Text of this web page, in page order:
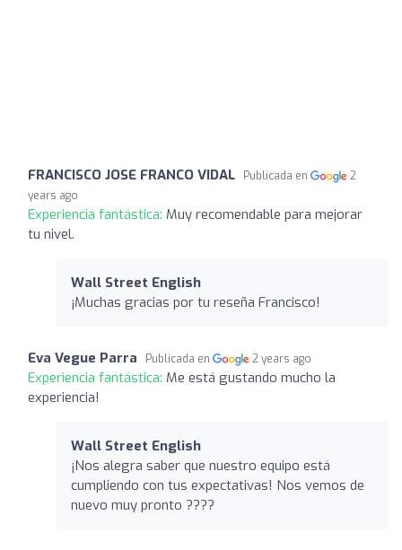
FRANCISCO JOSE FRANCO VIDAL Publicada en
2
years ago
Experiencia fantástica: Muy recomendable para mejorar
tu nivel.
Wall Street English
¡Muchas gracias por tu reseña Francisco!
Eva Vegue Parra Publicada en 2 years ago
Experiencia fantástica: Me está gustando mucho la
experiencia!
Wall Street English
¡Nos alegra saber que nuestro equipo está
cumpliendo con tus expectativas! Nos vemos de
nuevo muy pronto ????